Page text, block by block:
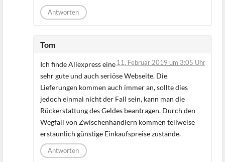
Antworten
Tom
11. Februar 2019 um 3:05 Uhr
Ich finde Aliexpress eine
sehr gute und auch seriöse Webseite. Die
Lieferungen kommen auch immer an, sollte dies
jedoch einmal nicht der Fall sein, kann man die
Rückerstattung des Geldes beantragen. Durch den
Wegfall von Zwischenhändlern kommen teilweise
erstaunlich günstige Einkaufspreise zustande.
Antworten